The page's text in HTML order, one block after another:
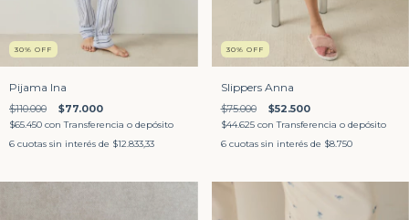
30% OFF
Pijama Ina
$110.000 $77.000
$65.450 con Transferencia o depósito
6 cuotas sin interés de $12.833,33
30% OFF
Slippers Anna
$75.000 $52.500
$44.625 con Transferencia o depósito
6 cuotas sin interés de $8.750